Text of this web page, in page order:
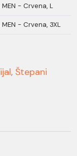
MEN - Crvena, L
MEN - Crvena, 3XL
, Štepani